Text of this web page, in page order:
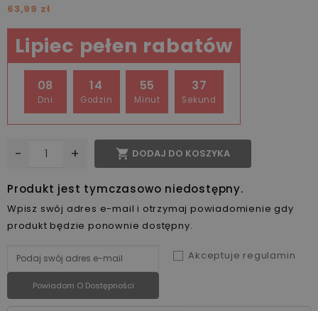
63,99 zł
Lipiec pełen rabatów
08
Dni
14
Godzin
55
Minut
37
Sekund
- +  DODAJ DO KOSZYKA
Produkt jest tymczasowo niedostępny.
Wpisz swój adres e-mail i otrzymaj powiadomienie gdy
produkt będzie ponownie dostępny.
Akceptuje regulamin
Powiadom O Dostępności